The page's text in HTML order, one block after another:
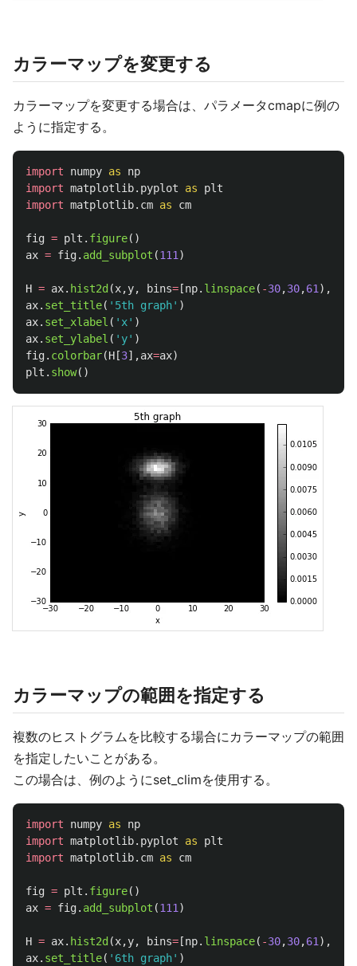
カラーマップを変更する
カラーマップを変更する場合は、パラメータcmapに例の
ように指定する。
import numpy as
np
import matplotlib.pyplot as
plt
import matplotlib.cm as cm
fig = plt . figure()
ax = fig. add_subplot (111 )
H = ax. hist2d (x,y, bins= [np. linspace( -30,30,61 ),
ax. set_title( ' 5th graph' )
ax. set_xlabel ( ' x' )
ax. set_ylabel ( ' y' )
fig. colorbar(H [3],ax=ax)
plt . show()
カラーマップの範囲を指定する
複数のヒストグラムを比較する場合にカラーマップの範囲
を指定したいことがある。
この場合は、例のようにset_climを使用する。
import numpy as
np
import matplotlib.pyplot as
plt
import matplotlib.cm as cm
fig = plt . figure()
ax = fig. add_subplot (111 )
H = ax. hist2d (x,y, bins= [np. linspace( -30,30,61 ),
ax. set_title( ' 6th graph' )